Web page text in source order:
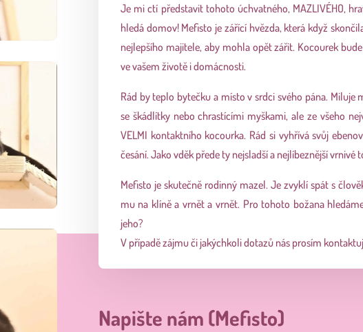
Je mi ctí představit tohoto úchvatného, MAZLIVÉHO,
hledá domov! Mefisto je zářící hvězda, která když
nejlepšího majitele, aby mohla opět zářit. Kocourek
ve vašem životě i domácnosti.
Rád by teplo bytečku a místo v srdci svého pána. Miluje
se škádlítky nebo chrastícími myškami, ale ze všeho
VELMI kontaktního kocourka. Rád si vyhřívá svůj
česání. Jako vděk přede ty nejsladší a nejlíbeznější
Mefisto je skutečně rodinný mazel. Je zvyklí spát s
mu na klíně a vrnět a vrnět. Pro tohoto božana
jeho?
V případě zájmu či jakýchkoli dotazů nás prosím
Napište nám (Mefisto)